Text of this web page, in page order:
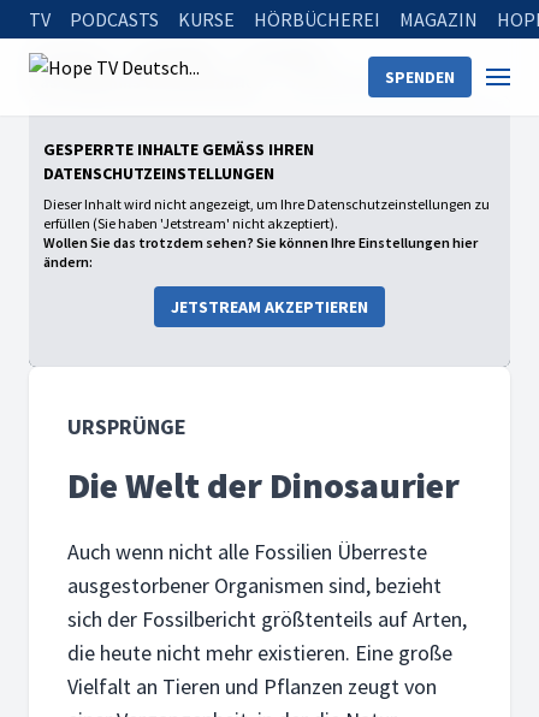
TV PODCASTS KURSE HÖRBÜCHEREI MAGAZIN
SPENDEN
Startseite
Das Geheimnis der Dinosaurier
Die Welt der Dinosaurier
GESPERRTE INHALTE GEMÄSS IHREN D
ATENSCHUTZEINSTELLUNGEN
Dieser Inhalt wird nicht angezeigt, um Ihre Datenschutzeinstellungen zu
erfüllen (Sie haben 'Jetstream' nicht akzeptiert).
Wollen Sie das trotzdem sehen? Sie können Ihre Einstellungen hier
ändern:
JETSTREAM AKZEPTIEREN
URSPRÜNGE
Die Welt der Dinosaurier
Auch wenn nicht alle Fossilien Überreste
ausgestorbener Organismen sind, bezieht
sich der Fossilbericht größtenteils auf Arten,
die heute nicht mehr existieren. Eine große
Vielfalt an Tieren und Pflanzen zeugt von